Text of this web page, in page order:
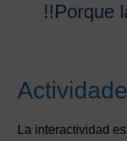
!!Porque
La interactividad